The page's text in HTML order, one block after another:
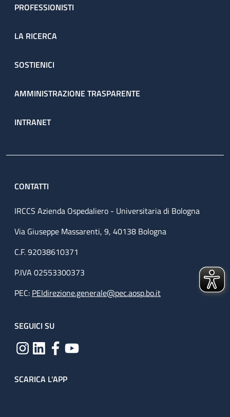
PROFESSIONISTI
LA RICERCA
SOSTIENICI
AMMINISTRAZIONE TRASPARENTE
INTRANET
CONTATTI
IRCCS Azienda Ospedaliero - Universitaria di Bologna
Via Giuseppe Massarenti, 9, 40138 Bologna
C.F. 92038610371
P.IVA 02553300373
PEC: PEIdirezione.generale@pec.aosp.bo.it
SEGUICI SU
SCARICA L'APP